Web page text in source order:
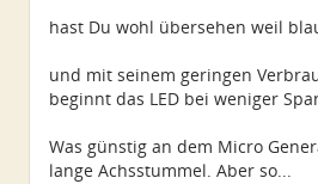
hast Du wohl übersehen weil
und mit seinem geringen
beginnt das LED bei weniger
Was günstig an dem Micro
lange Achsstummel. Aber so...